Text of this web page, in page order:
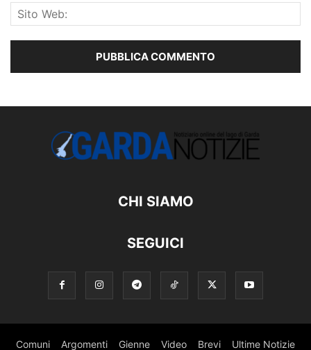
CHI SIAMO
SEGUICI
Comuni Argomenti Gienne Video Brevi Ultime Notizie